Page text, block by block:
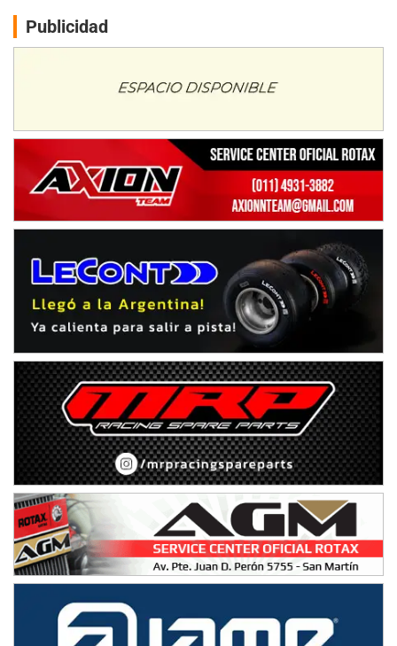
NORESTE SANTAFESINO - F6
Ciudad de Avellaneda (Asfalto)
Avellaneda (Santa Fe)
SUR SANTAFESINO - F4
Juan Navarro (Asfalto)
El Timbó (Tucumán)
COBERTURA ESPECIAL DE E-KART.COM.AR
IAME SERIES ARGENTINA 6
Ramiro Tot (Asfalto)
Baradero (Buenos Aires)
KDO - F6
Ciudad de Trenque Lauquen (Asfalto)
Trenque Lauquen (Buenos Aires)
ENTRERRIANO - F6 (POSTERGADA)
Parque de la Velocidad (Asfalto)
Villaguay (Entre Ríos)
VICTORIENSE - F7
El Cerro (Tierra)
Victoria (Entre Ríos)
PATAGONICO - F6
Moto Club Reginense (Tierra)
Gral. E. Godoy (Río Negro)
CSK - F7
Juventud Unida (Tierra)
Humboldt (Santa Fe)
Publicidad